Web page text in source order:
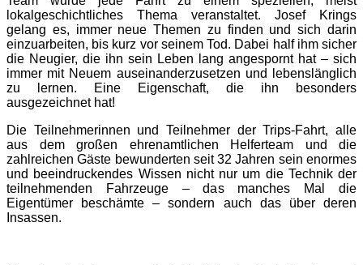
lokalgeschichtliches Thema veranstaltet. Josef Krings
gelang es, immer neue Themen zu finden und sich darin
einzuarbeiten, bis kurz vor seinem Tod. Dabei half ihm sicher
die Neugier, die ihn sein Leben lang angespornt hat – sich
immer mit Neuem auseinanderzusetzen und lebenslänglich
zu lernen. Eine Eigenschaft, die ihn besonders
ausgezeichnet hat!
Die Teilnehmerinnen und Teilnehmer der Trips-Fahrt, alle
aus dem großen ehrenamtlichen Helferteam und die
zahlreichen Gäste bewunderten seit 32 Jahren sein enormes
und beeindruckendes Wissen nicht nur um die Technik der
teilnehmenden Fahrzeuge – das manches Mal die
Eigentümer beschämte – sondern auch das über deren
Insassen.